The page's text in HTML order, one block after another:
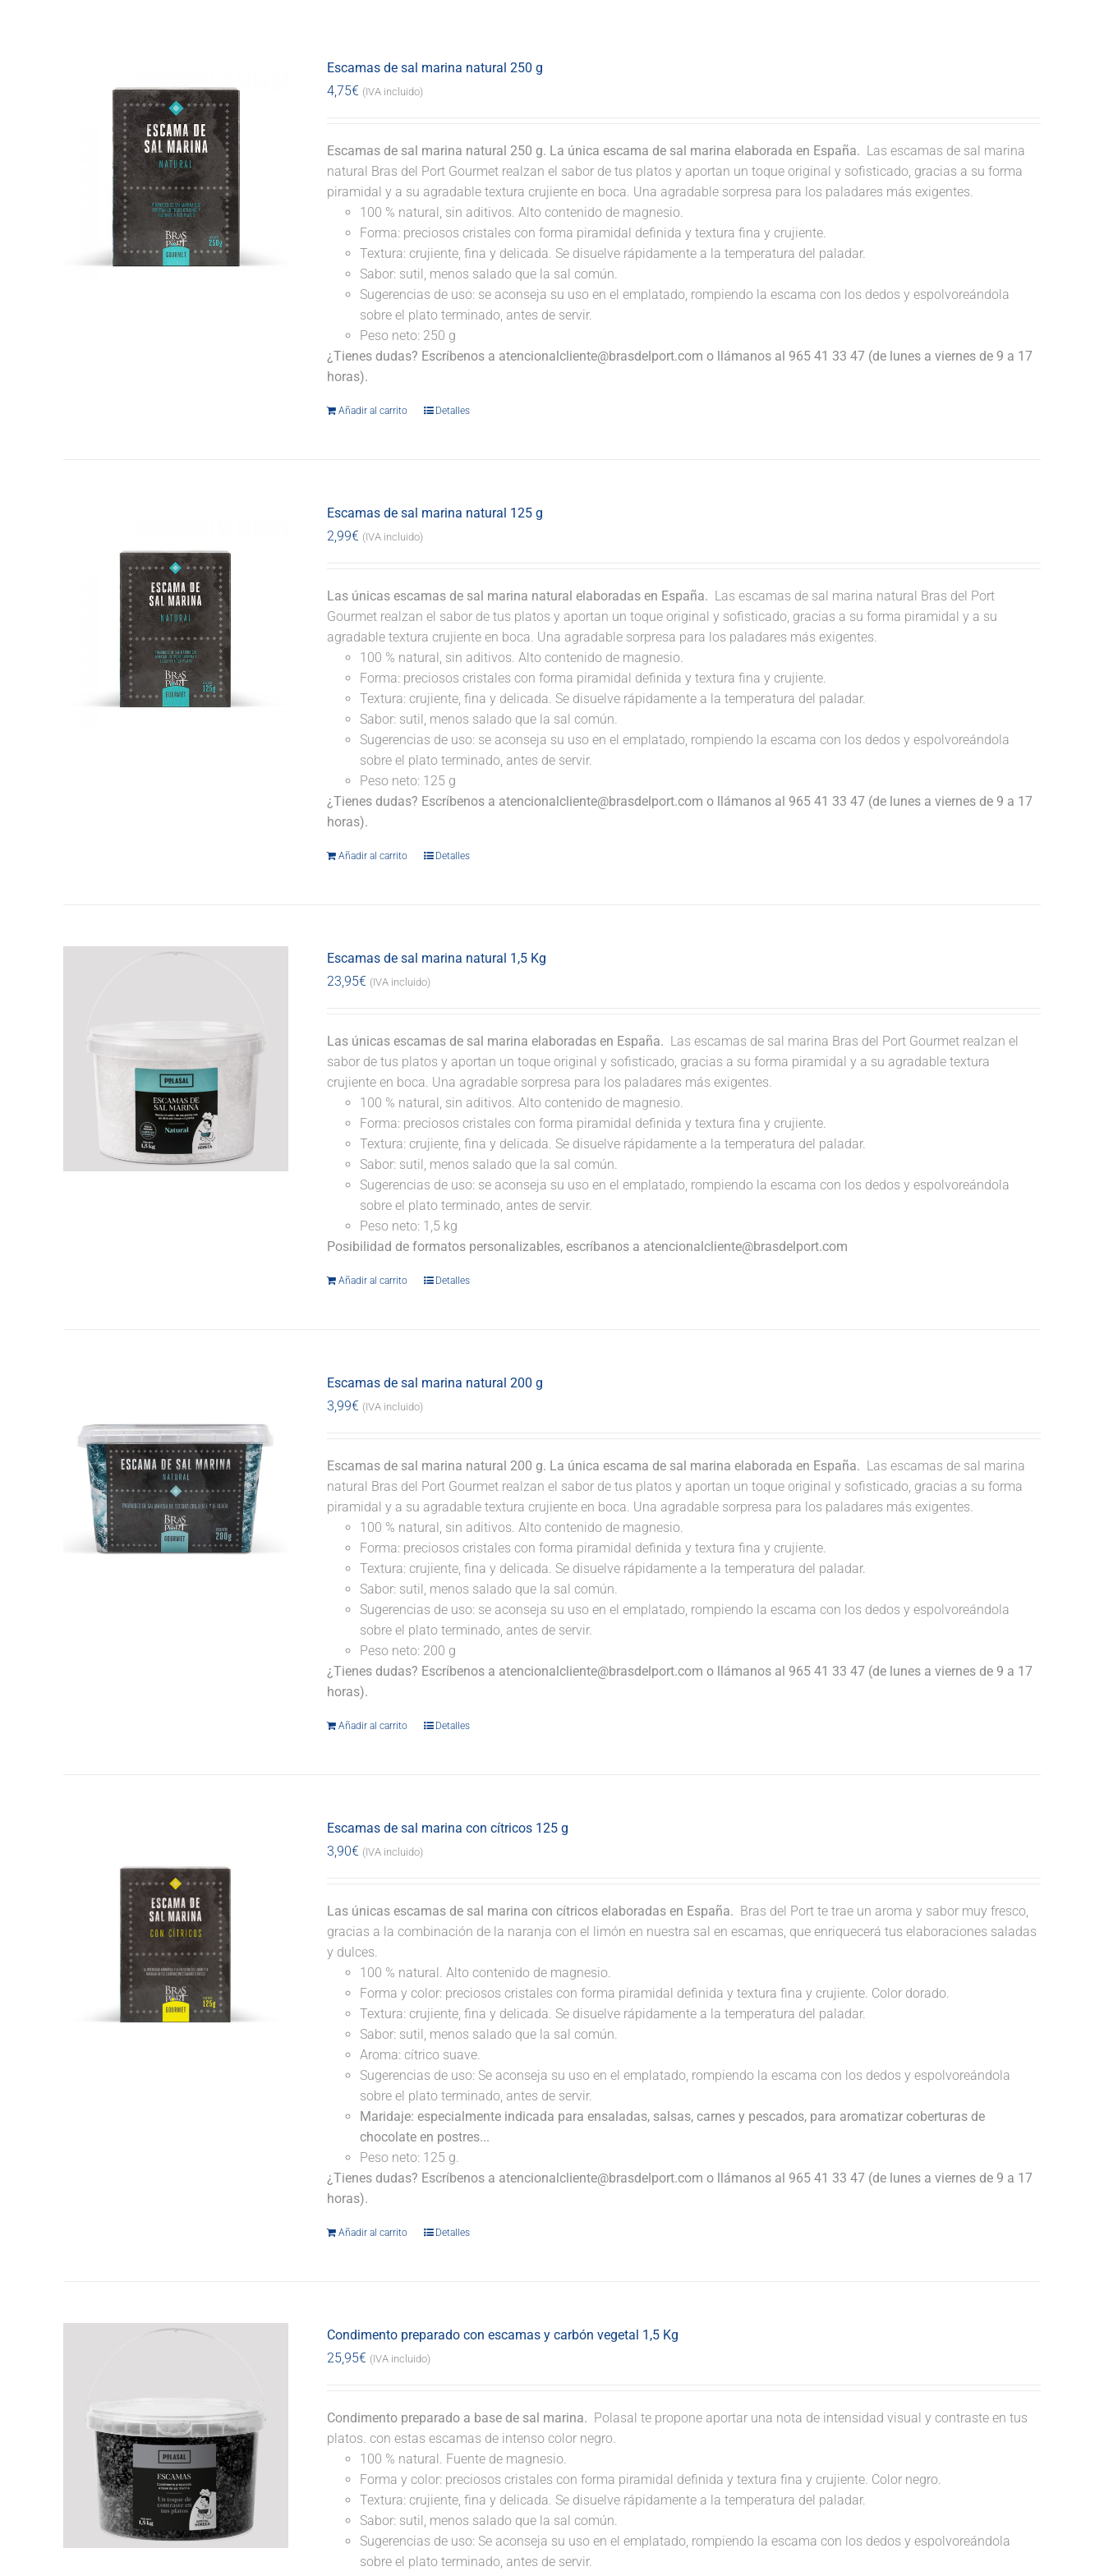
Escamas de sal marina natural 250 g
4,75€ (IVA incluido)
Escamas de sal marina natural 250 g. La única escama de sal marina elaborada en España. Las escamas de sal marina
natural Bras del Port Gourmet realzan el sabor de tus platos y aportan un toque original y sofisticado, gracias a su forma
piramidal y a su agradable textura crujiente en boca. Una agradable sorpresa para los paladares más exigentes.
100 % natural, sin aditivos. Alto contenido de magnesio.
Forma: preciosos cristales con forma piramidal definida y textura fina y crujiente.
Textura: crujiente, fina y delicada. Se disuelve rápidamente a la temperatura del paladar.
Sabor: sutil, menos salado que la sal común.
Sugerencias de uso: se aconseja su uso en el emplatado, rompiendo la escama con los dedos y espolvoreándola
sobre el plato terminado, antes de servir.
Peso neto: 250 g
¿Tienes dudas? Escríbenos a atencionalcliente@brasdelport.com o llámanos al 965 41 33 47 (de lunes a viernes de 9 a 17
horas).
Añadir al carrito Detalles
Escamas de sal marina natural 125 g
2,99€ (IVA incluido)
Las únicas escamas de sal marina natural elaboradas en España. Las escamas de sal marina natural Bras del Port
Gourmet realzan el sabor de tus platos y aportan un toque original y sofisticado, gracias a su forma piramidal y a su
agradable textura crujiente en boca. Una agradable sorpresa para los paladares más exigentes.
100 % natural, sin aditivos. Alto contenido de magnesio.
Forma: preciosos cristales con forma piramidal definida y textura fina y crujiente.
Textura: crujiente, fina y delicada. Se disuelve rápidamente a la temperatura del paladar.
Sabor: sutil, menos salado que la sal común.
Sugerencias de uso: se aconseja su uso en el emplatado, rompiendo la escama con los dedos y espolvoreándola
sobre el plato terminado, antes de servir.
Peso neto: 125 g
¿Tienes dudas? Escríbenos a atencionalcliente@brasdelport.com o llámanos al 965 41 33 47 (de lunes a viernes de 9 a 17
horas).
Añadir al carrito Detalles
Escamas de sal marina natural 1,5 Kg
23,95€ (IVA incluido)
Las únicas escamas de sal marina elaboradas en España. Las escamas de sal marina Bras del Port Gourmet realzan el
sabor de tus platos y aportan un toque original y sofisticado, gracias a su forma piramidal y a su agradable textura
crujiente en boca. Una agradable sorpresa para los paladares más exigentes.
100 % natural, sin aditivos. Alto contenido de magnesio.
Forma: preciosos cristales con forma piramidal definida y textura fina y crujiente.
Textura: crujiente, fina y delicada. Se disuelve rápidamente a la temperatura del paladar.
Sabor: sutil, menos salado que la sal común.
Sugerencias de uso: se aconseja su uso en el emplatado, rompiendo la escama con los dedos y espolvoreándola
sobre el plato terminado, antes de servir.
Peso neto: 1,5 kg
Posibilidad de formatos personalizables, escríbanos a atencionalcliente@brasdelport.com
Añadir al carrito Detalles
Escamas de sal marina natural 200 g
3,99€ (IVA incluido)
Escamas de sal marina natural 200 g. La única escama de sal marina elaborada en España. Las escamas de sal marina
natural Bras del Port Gourmet realzan el sabor de tus platos y aportan un toque original y sofisticado, gracias a su forma
piramidal y a su agradable textura crujiente en boca. Una agradable sorpresa para los paladares más exigentes.
100 % natural, sin aditivos. Alto contenido de magnesio.
Forma: preciosos cristales con forma piramidal definida y textura fina y crujiente.
Textura: crujiente, fina y delicada. Se disuelve rápidamente a la temperatura del paladar.
Sabor: sutil, menos salado que la sal común.
Sugerencias de uso: se aconseja su uso en el emplatado, rompiendo la escama con los dedos y espolvoreándola
sobre el plato terminado, antes de servir.
Peso neto: 200 g
¿Tienes dudas? Escríbenos a atencionalcliente@brasdelport.com o llámanos al 965 41 33 47 (de lunes a viernes de 9 a 17
horas).
Añadir al carrito Detalles
Escamas de sal marina con cítricos 125 g
3,90€ (IVA incluido)
Las únicas escamas de sal marina con cítricos elaboradas en España. Bras del Port te trae un aroma y sabor muy fresco,
gracias a la combinación de la naranja con el limón en nuestra sal en escamas, que enriquecerá tus elaboraciones saladas
y dulces.
100 % natural. Alto contenido de magnesio.
Forma y color: preciosos cristales con forma piramidal definida y textura fina y crujiente. Color dorado.
Textura: crujiente, fina y delicada. Se disuelve rápidamente a la temperatura del paladar.
Sabor: sutil, menos salado que la sal común.
Aroma: cítrico suave.
Sugerencias de uso: Se aconseja su uso en el emplatado, rompiendo la escama con los dedos y espolvoreándola
sobre el plato terminado, antes de servir.
Maridaje: especialmente indicada para ensaladas, salsas, carnes y pescados, para aromatizar coberturas de
chocolate en postres...
Peso neto: 125 g.
¿Tienes dudas? Escríbenos a atencionalcliente@brasdelport.com o llámanos al 965 41 33 47 (de lunes a viernes de 9 a 17
horas).
Añadir al carrito Detalles
Condimento preparado con escamas y carbón vegetal 1,5 Kg
25,95€ (IVA incluido)
Condimento preparado a base de sal marina. Polasal te propone aportar una nota de intensidad visual y contraste en tus
platos. con estas escamas de intenso color negro.
100 % natural. Fuente de magnesio.
Forma y color: preciosos cristales con forma piramidal definida y textura fina y crujiente. Color negro.
Textura: crujiente, fina y delicada. Se disuelve rápidamente a la temperatura del paladar.
Sabor: sutil, menos salado que la sal común.
Sugerencias de uso: Se aconseja su uso en el emplatado, rompiendo la escama con los dedos y espolvoreándola
sobre el plato terminado, antes de servir.